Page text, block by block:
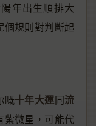
年出生順排大
個規則對判斷起
嘅十年大運同流
紫微星，可能代